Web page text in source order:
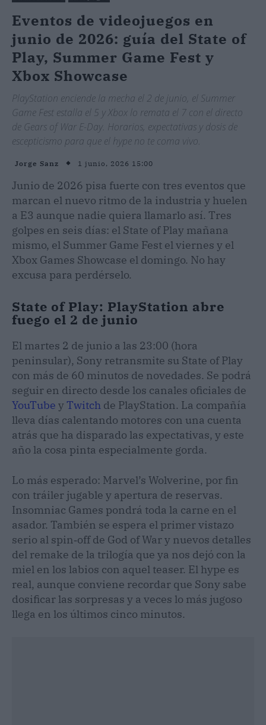
Eventos de videojuegos en
junio de 2026: guía del State of
Play, Summer Game Fest y
Xbox Showcase
PlayStation enciende la mecha el 2 de junio, el Summer
Game Fest estalla el 5 y Xbox lo remata el 7 con el directo
de Gears of War E-Day. Horarios, expectativas y dosis de
escepticismo para que el hype no te coma vivo.
Jorge Sanz 1 junio, 2026 15:00
Junio de 2026 pisa fuerte con tres eventos que
marcan el nuevo ritmo de la industria y huelen
a E3 aunque nadie quiera llamarlo así. Tres
golpes en seis días: el State of Play mañana
mismo, el Summer Game Fest el viernes y el
Xbox Games Showcase el domingo. No hay
excusa para perdérselo.
State of Play: PlayStation abre
fuego el 2 de junio
El martes 2 de junio a las 23:00 (hora
peninsular), Sony retransmite su State of Play
con más de 60 minutos de novedades. Se podrá
seguir en directo desde los canales oficiales de
YouTube yTwitch de PlayStation. La compañía
lleva días calentando motores con una cuenta
atrás que ha disparado las expectativas, y este
año la cosa pinta especialmente gorda.
Lo más esperado: Marvel’s Wolverine, por fin
con tráiler jugable y apertura de reservas.
Insomniac Games pondrá toda la carne en el
asador. También se espera el primer vistazo
serio al spin‑off de God of War y nuevos detalles
del remake de la trilogía que ya nos dejó con la
miel en los labios con aquel teaser. El hype es
real, aunque conviene recordar que Sony sabe
dosificar las sorpresas y a veces lo más jugoso
llega en los últimos cinco minutos.